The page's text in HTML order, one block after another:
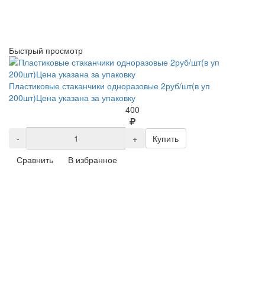
Быстрый просмотр
Пластиковые стаканчики одноразовые 2руб/шт(в уп
200шт)Цена указана за упаковку
400
- +
Купить
Сравнить
В избранное